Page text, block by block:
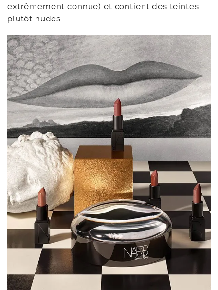
extrêmement connue) et contient des teintes
plutôt nudes.